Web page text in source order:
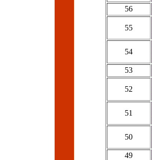
56
55
54
53
52
51
50
49